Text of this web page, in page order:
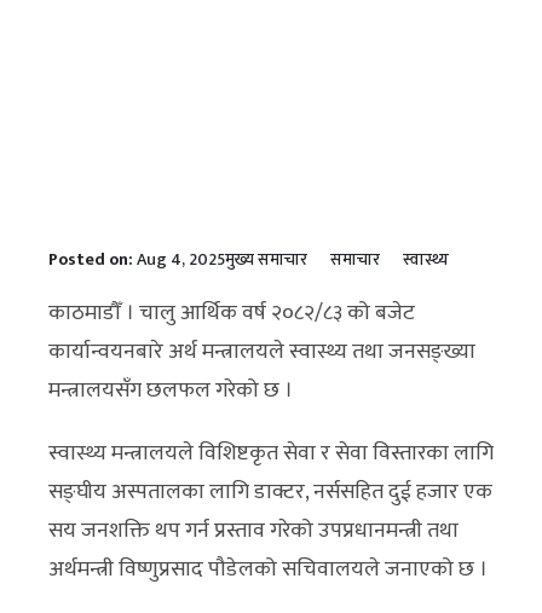
Posted on:Aug 4, 2025मुख्य समाचार समाचार स्वास्थ्य
काठमाडौँ । चालु आर्थिक वर्ष २०८२/८३ को बजेट
कार्यान्वयनबारे अर्थ मन्त्रालयले स्वास्थ्य तथा जनसङ्ख्या
मन्त्रालयसँग छलफल गरेको छ ।
स्वास्थ्य मन्त्रालयले विशिष्टकृत सेवा र सेवा विस्तारका लागि
सङ्घीय अस्पतालका लागि डाक्टर, नर्ससहित दुई हजार एक
सय जनशक्ति थप गर्न प्रस्ताव गरेको उपप्रधानमन्त्री तथा
अर्थमन्त्री विष्णुप्रसाद पौडेलको सचिवालयले जनाएको छ ।